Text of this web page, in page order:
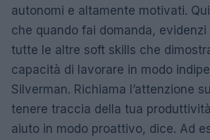
autonomi e altamente motivati.
che quando fai domanda,
tutte le altre soft skills che
capacità di lavorare in modo
Silverman. Richiama l’attenzione
tenere traccia della tua
aiuto in modo proattivo, dice. Ad